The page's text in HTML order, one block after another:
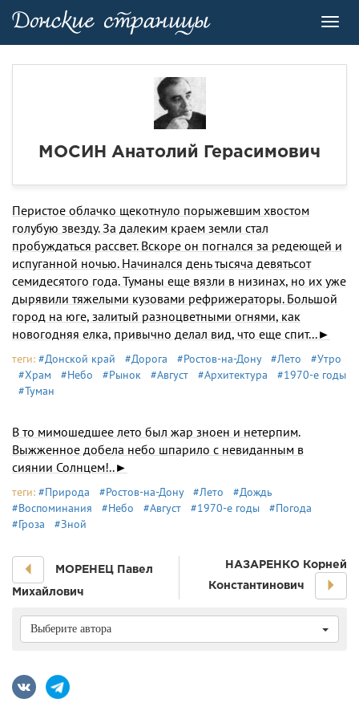
МОСИН Анатолий Герасимович
Перистое облачко щекотнуло порыжевшим хвостом
голубую звезду. За далеким краем земли стал
пробуждаться рассвет. Вскоре он погнался за редеющей и
испуганной ночью. На­чинался день тысяча девятьсот
семидесятого года. Туманы еще вязли в низинах, но их уже
дырявили тяжелыми кузовами рефрижераторы. Большой
город на юге, залитый разноцветны­ми огнями, как
новогодняя елка, привычно де­лал вид, что еще спит...►
теги: #Донской край #Дорога #Ростов-на-Дону #Лето
#Утро
#Храм
#Небо #Рынок #Август #Архитектура
#1970-е годы
#Туман
В то мимошедшее лето был жар зноен и нетерпим.
Выжженное добела небо шпарило с невиданным в
сиянии Солнцем!..►
теги: #Природа #Ростов-на-Дону #Лето
#Дождь
#Воспоминания
#Небо #Август #1970-е годы
#Погода
#Гроза
#Зной
МОРЕНЕЦ Павел
Михайлович
НАЗАРЕНКО Корней
Константинович
Выберите автора